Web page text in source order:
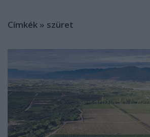
Címkék » szüret